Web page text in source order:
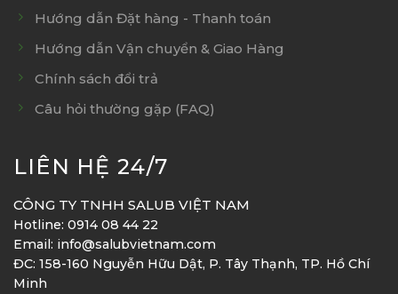
Hướng dẫn Đặt hàng - Thanh toán
Hướng dẫn Vận chuyển & Giao Hàng
Chính sách đổi trả
Câu hỏi thường gặp (FAQ)
LIÊN HỆ 24/7
CÔNG TY TNHH SALUB VIỆT NAM
Hotline: 0914 08 44 22
Email: info@salubvietnam.com
ĐC: 158-160 Nguyễn Hữu Dật, P. Tây Thạnh, TP. Hồ Chí
Minh